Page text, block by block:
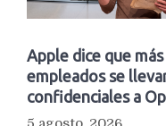
Apple dice que
empleados se
confidenciales a